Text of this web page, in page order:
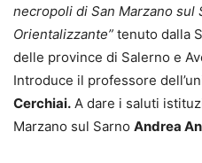
necropoli di San Marzano sul
Orientalizzante” tenuto dalla
delle province di Salerno e
Introduce il professore
Cerchiai. A dare i saluti
Marzano sul Sarno Andrea